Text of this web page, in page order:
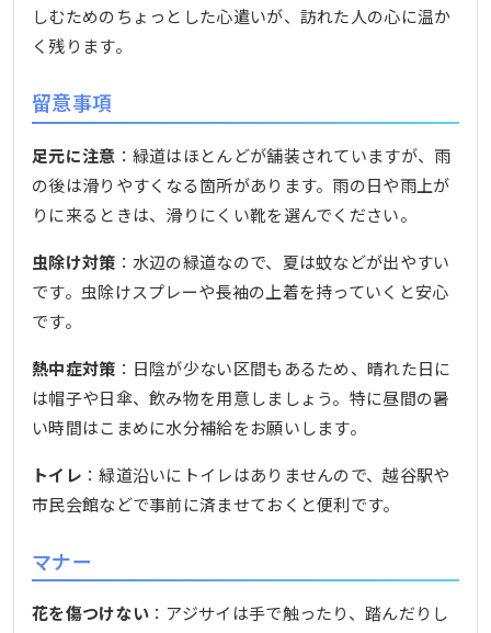
しむためのちょっとした心遣いが、訪れた人の心に温か
く残ります。
留意事項
足元に注意 ：緑道はほとんどが舗装されていますが、雨
の後は滑りやすくなる箇所があります。雨の日や雨上が
りに来るときは、滑りにくい靴を選んでください。
虫除け対策 ：水辺の緑道なので、夏は蚊などが出やすい
です。虫除けスプレーや長袖の上着を持っていくと安心
です。
熱中症対策 ：日陰が少ない区間もあるため、晴れた日に
は帽子や日傘、飲み物を用意しましょう。特に昼間の暑
い時間はこまめに水分補給をお願いします。
トイレ ：緑道沿いにトイレはありませんので、越谷駅や
市民会館などで事前に済ませておくと便利です。
マナー
花を傷つけない ：アジサイは手で触ったり、踏んだりし